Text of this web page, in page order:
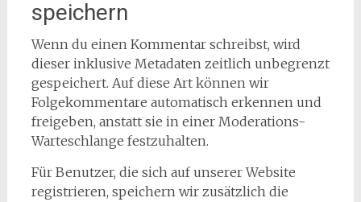
speichern
Wenn du einen Kommentar schreibst, wird
dieser inklusive Metadaten zeitlich unbegrenzt
gespeichert. Auf diese Art können wir
Folgekommentare automatisch erkennen und
freigeben, anstatt sie in einer Moderations-
Warteschlange festzuhalten.
Für Benutzer, die sich auf unserer Website
registrieren, speichern wir zusätzlich die